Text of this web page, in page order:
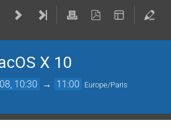
X 10
10:30 → 11:00 Europe/Paris